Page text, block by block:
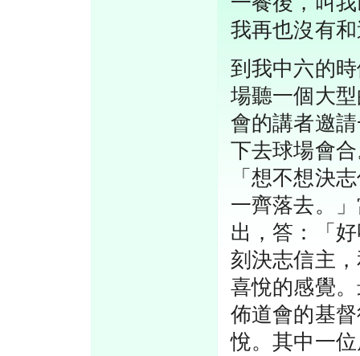
我再也沒有
到我中六的
場聽一個大
會的講者邀
下去球場會
「想不想決
一齊落去。
出，答：「
刻決志信主
喜悅的感覺
佈道會的基
悅。其中一